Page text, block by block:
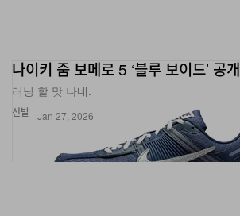
신발
나이키 줌 보메로 5 ‘블루 보이드’ 공개
러닝 할 맛 나네.
Jan 27, 2026